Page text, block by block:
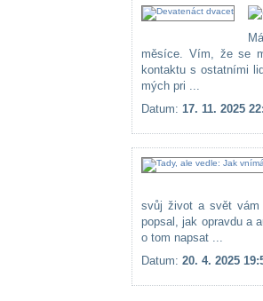
měsíce. Vím, že se
kontaktu s ostatními
mých pri ...
Datum: 17. 11. 2025
svůj život a svět
popsal, jak opravdu a
o tom napsat ...
Datum: 20. 4. 2025